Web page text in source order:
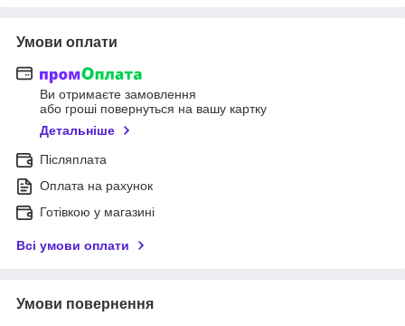
Умови оплати
Ви отримаєте замовлення
або гроші повернуться на вашу картку
Детальніше
Післяплата
Оплата на рахунок
Готівкою у магазині
Всі умови оплати
Умови повернення